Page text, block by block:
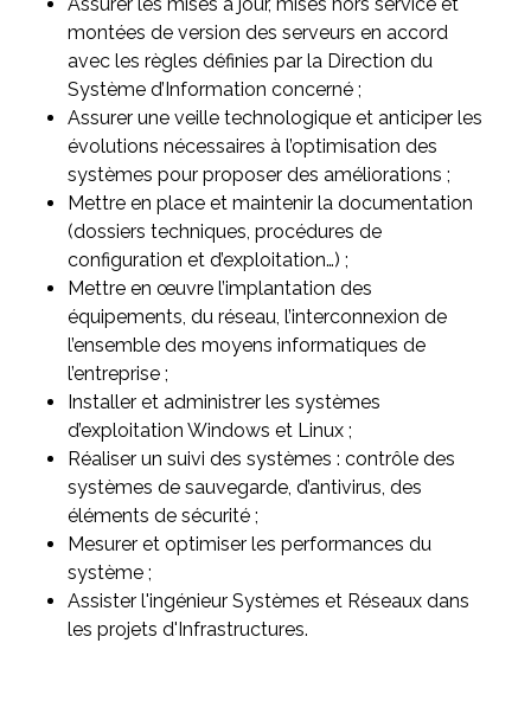
montées de version des serveurs en accord
avec les règles définies par la Direction du
Système d’Information concerné ;
Assurer une veille technologique et anticiper les
évolutions nécessaires à l’optimisation des
systèmes pour proposer des améliorations ;
Mettre en place et maintenir la documentation
(dossiers techniques, procédures de
configuration et d’exploitation…) ;
Mettre en œuvre l’implantation des
équipements, du réseau, l’interconnexion de
l’ensemble des moyens informatiques de
l’entreprise ;
Installer et administrer les systèmes
d’exploitation Windows et Linux ;
Réaliser un suivi des systèmes : contrôle des
systèmes de sauvegarde, d’antivirus, des
éléments de sécurité ;
Mesurer et optimiser les performances du
système ;
Assister l'ingénieur Systèmes et Réseaux dans
les projets d'Infrastructures.